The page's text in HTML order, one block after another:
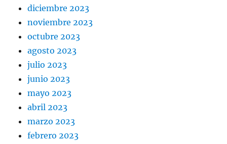
diciembre 2023
noviembre 2023
octubre 2023
agosto 2023
julio 2023
junio 2023
mayo 2023
abril 2023
marzo 2023
febrero 2023